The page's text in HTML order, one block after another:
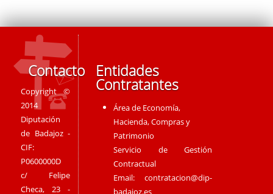
Contacto
Copyright ©
2014
Diputación
de Badajoz -
CIF:
P0600000D
c/ Felipe
Checa, 23 -
Entidades
Contratantes
Área de Economía,
Hacienda, Compras y
Patrimonio
Servicio de Gestión
Contractual
Email:contratacion@dip-
badajoz.es